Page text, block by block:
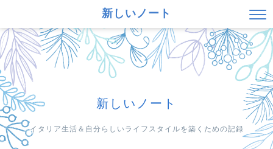
新しいノート
新しいノート
イタリア生活＆自分らしいライフスタイルを築くための記録